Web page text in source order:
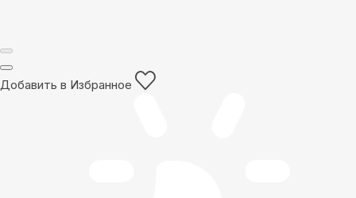
Добавить в Избранное